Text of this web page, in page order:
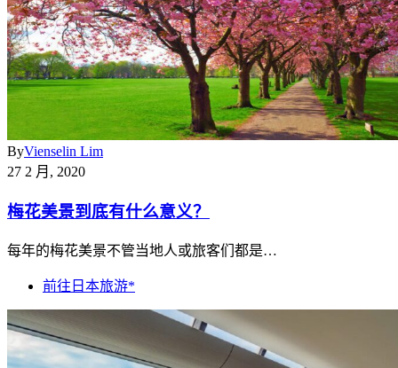
ByVienselin Lim
27 2 月, 2020
梅花美景到底有什么意义？
每年的梅花美景不管当地人或旅客们都是…
前往日本旅游*